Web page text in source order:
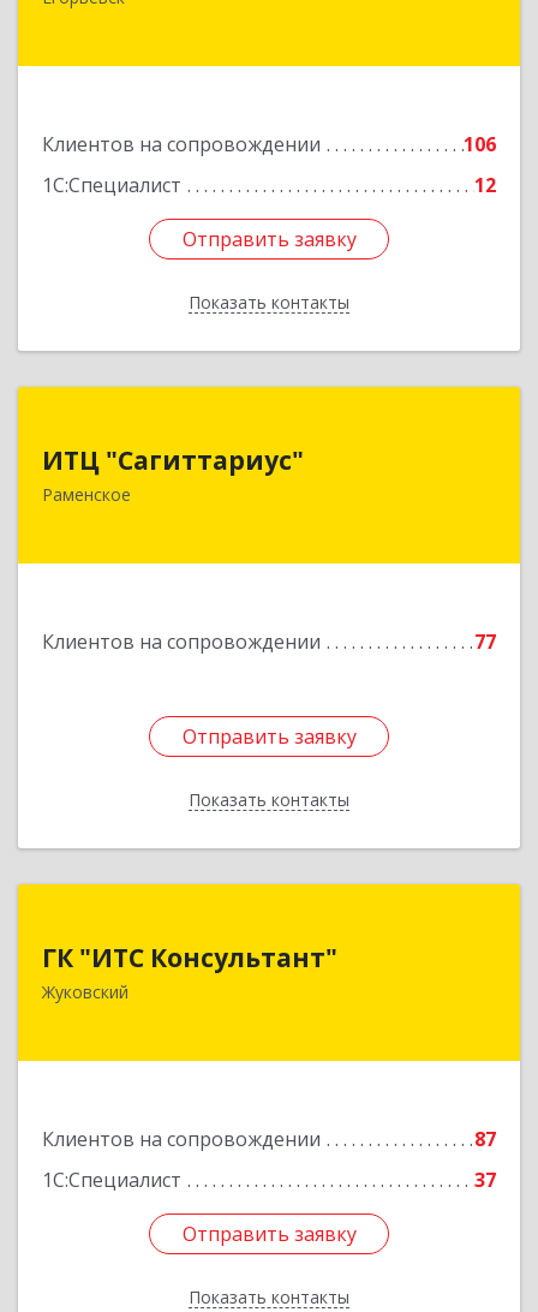
Клиентов на сопровождении
106
1С:Специалист
12
Отправить заявку
Показать контакты
Подробнее
Отправить заявку
Назад
ИТЦ "Сагиттариус"
Раменское
Клиентов на сопровождении 77
Отправить заявку
Показать контакты
140103, Московская обл, Раменское г,
Приборостроителей ул, дом № 16А, кв.16
Подробнее
Отправить заявку
Назад
ГК "ИТС Консультант"
Жуковский
Клиентов на сопровождении
87
1С:Специалист
37
Отправить заявку
Показать контакты
140181, Московская обл, Жуковский г,
Ломоносова ул, дом № 29А, этаж 2, пом.3
Подробнее
Отправить заявку
Назад